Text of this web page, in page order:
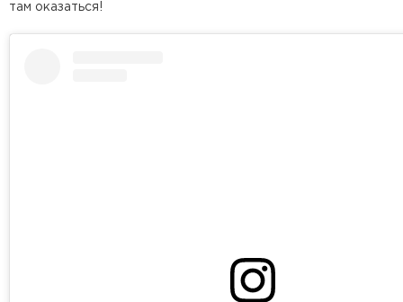
там оказаться!